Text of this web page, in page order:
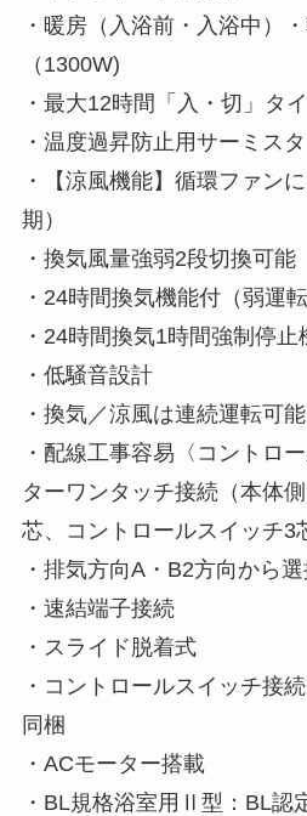
・暖房（入浴前・入浴中）
（1300W)
・最大12時間「入・切」タ
・温度過昇防止用サーミス
・【涼風機能】循環ファン
期）
・換気風量強弱2段切換可能
・24時間換気機能付（弱運転
・24時間換気1時間強制停止
・低騒音設計
・換気／涼風は連続運転可能
・配線工事容易〈コントロ
ターワンタッチ接続（本体
芯、コントロールスイッチ3
・排気方向A・B2方向から
・速結端子接続
・スライド脱着式
・コントロールスイッチ接
同梱
・ACモーター搭載
・BL規格浴室用Ⅱ型：BL認